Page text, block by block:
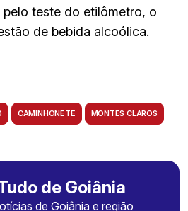
teste do etilômetro, o
de bebida alcoólica.
CAMINHONETE MONTES CLAROS
de Goiânia
de Goiânia e região